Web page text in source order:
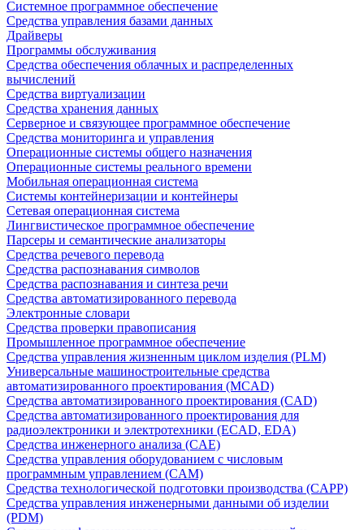
Системное программное обеспечение
Средства управления базами данных
Драйверы
Программы обслуживания
Средства обеспечения облачных и распределенных
вычислений
Средства виртуализации
Средства хранения данных
Серверное и связующее программное обеспечение
Средства мониторинга и управления
Операционные системы общего назначения
Операционные системы реального времени
Мобильная операционная система
Системы контейнеризации и контейнеры
Сетевая операционная система
Лингвистическое программное обеспечение
Парсеры и семантические анализаторы
Средства речевого перевода
Средства распознавания символов
Средства распознавания и синтеза речи
Средства автоматизированного перевода
Электронные словари
Средства проверки правописания
Промышленное программное обеспечение
Средства управления жизненным циклом изделия (PLM)
Универсальные машиностроительные средства
автоматизированного проектирования (MCAD)
Средства автоматизированного проектирования (CAD)
Средства автоматизированного проектирования для
радиоэлектроники и электротехники (ECAD, EDA)
Средства инженерного анализа (CAE)
Средства управления оборудованием с числовым
программным управлением (CAM)
Средства технологической подготовки производства (CAPP)
Средства управления инженерными данными об изделии
(PDM)